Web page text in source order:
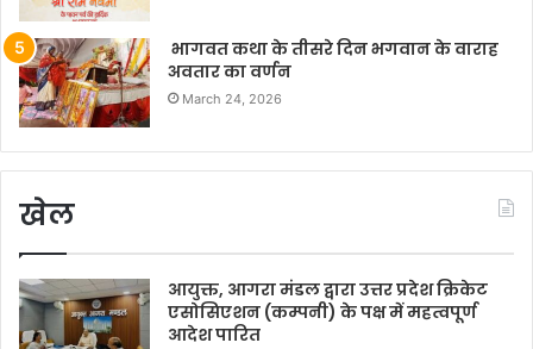
भागवत कथा के तीसरे दिन भगवान के वाराह
अवतार का वर्णन
March 24, 2026
खेल
आयुक्त, आगरा मंडल द्वारा उत्तर प्रदेश क्रिकेट
एसोसिएशन (कम्पनी) के पक्ष में महत्वपूर्ण
आदेश पारित